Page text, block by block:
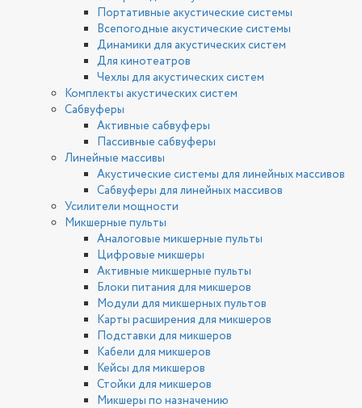
Портативные акустические системы
Всепогодные акустические системы
Динамики для акустических систем
Для кинотеатров
Чехлы для акустических систем
Комплекты акустических систем
Сабвуферы
Активные сабвуферы
Пассивные сабвуферы
Линейные массивы
Акустические системы для линейных массивов
Сабвуферы для линейных массивов
Усилители мощности
Микшерные пульты
Аналоговые микшерные пульты
Цифровые микшеры
Активные микшерные пульты
Блоки питания для микшеров
Модули для микшерных пультов
Карты расширения для микшеров
Подставки для микшеров
Кабели для микшеров
Кейсы для микшеров
Стойки для микшеров
Микшеры по назначению